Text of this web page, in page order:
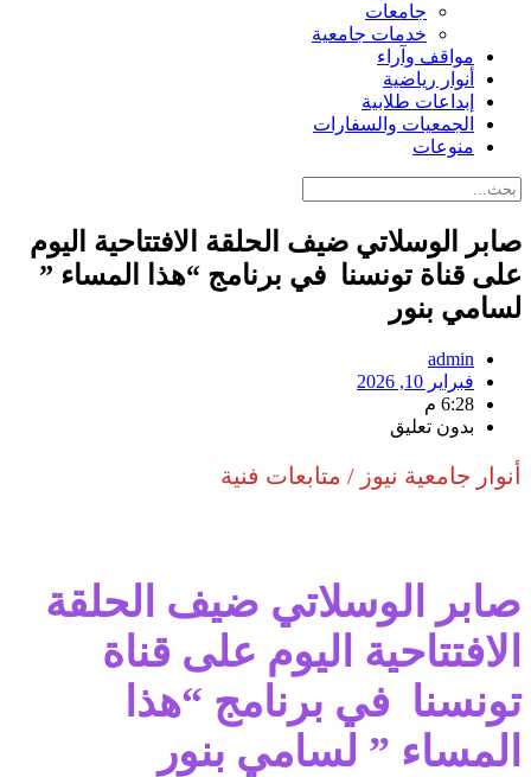
جامعات
خدمات جامعية
مواقف وآراء
أنوار رياضية
إبداعات طلابية
الجمعيات والسفارات
منوعات
صابر الوسلاتي ضيف الحلقة الافتتاحية اليوم
على قناة تونسنا في برنامج “هذا المساء ”
لسامي بنور
admin
فبراير 10, 2026
6:28 م
بدون تعليق
أنوار جامعية نيوز / متابعات فنية
صابر الوسلاتي ضيف الحلقة
الافتتاحية اليوم على قناة
تونسنا في برنامج “هذا
المساء ” لسامي بنور